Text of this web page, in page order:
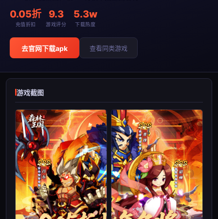
0.05折
充值折扣
9.3
游戏评分
5.3w
下载热度
去官网下载apk 查看同类游戏
游戏截图